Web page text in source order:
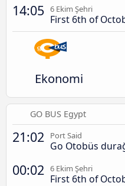
14:05 6 Ekim Şehri
First 6th of
Ekonomi
GO BUS Egypt
21:02 Port Said
Go Otobüs
00:02 6 Ekim Şehri
First 6th of